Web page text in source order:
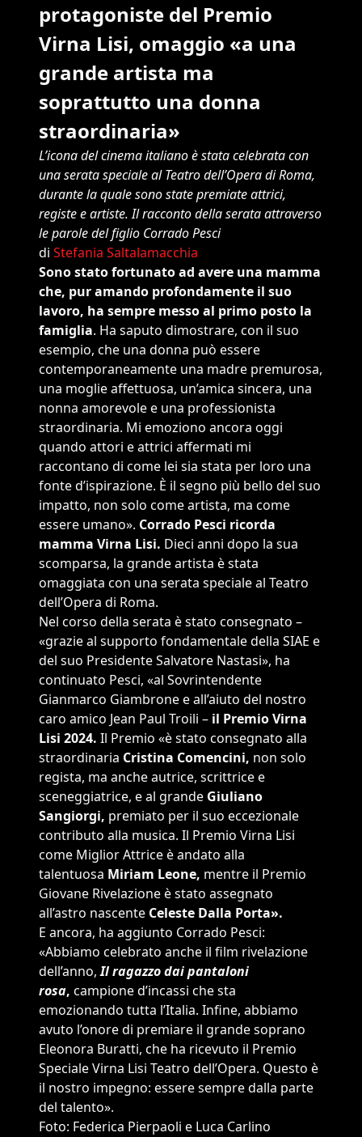
protagoniste del Premio
Virna Lisi, omaggio «a una
grande artista ma
soprattutto una donna
straordinaria»
L’icona del cinema italiano è stata celebrata con
una serata speciale al Teatro dell’Opera di Roma,
durante la quale sono state premiate attrici,
registe e artiste. Il racconto della serata attraverso
le parole del figlio Corrado Pesci
di Stefania Saltalamacchia
Sono stato fortunato ad avere una mamma
che, pur amando profondamente il suo
lavoro, ha sempre messo al primo posto la
famiglia. Ha saputo dimostrare, con il suo
esempio, che una donna può essere
contemporaneamente una madre premurosa,
una moglie affettuosa, un’amica sincera, una
nonna amorevole e una professionista
straordinaria. Mi emoziono ancora oggi
quando attori e attrici affermati mi
raccontano di come lei sia stata per loro una
fonte d’ispirazione. È il segno più bello del suo
impatto, non solo come artista, ma come
essere umano». Corrado Pesci ricorda
mamma Virna Lisi. Dieci anni dopo la sua
scomparsa, la grande artista è stata
omaggiata con una serata speciale al Teatro
dell’Opera di Roma.
Nel corso della serata è stato consegnato –
«grazie al supporto fondamentale della SIAE e
del suo Presidente Salvatore Nastasi», ha
continuato Pesci, «al Sovrintendente
Gianmarco Giambrone e all’aiuto del nostro
caro amico Jean Paul Troili – il Premio Virna
Lisi 2024. Il Premio «è stato consegnato alla
straordinaria Cristina Comencini, non solo
regista, ma anche autrice, scrittrice e
sceneggiatrice, e al grande Giuliano
Sangiorgi, premiato per il suo eccezionale
contributo alla musica. Il Premio Virna Lisi
come Miglior Attrice è andato alla
talentuosa Miriam Leone, mentre il Premio
Giovane Rivelazione è stato assegnato
all’astro nascente Celeste Dalla Porta».
E ancora, ha aggiunto Corrado Pesci:
«Abbiamo celebrato anche il film rivelazione
dell’anno,Il ragazzo dai pantaloni
rosa, campione d’incassi che sta
emozionando tutta l’Italia. Infine, abbiamo
avuto l’onore di premiare il grande soprano
Eleonora Buratti, che ha ricevuto il Premio
Speciale Virna Lisi Teatro dell’Opera. Questo è
il nostro impegno: essere sempre dalla parte
del talento».
Foto: Federica Pierpaoli e Luca Carlino